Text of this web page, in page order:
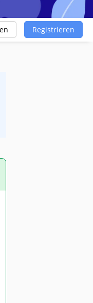
Registrieren